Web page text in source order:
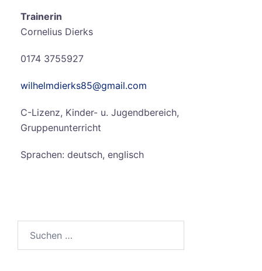
Trainerin
Cornelius Dierks
0174 3755927
wilhelmdierks85@gmail.com
C-Lizenz, Kinder- u. Jugendbereich,
Gruppenunterricht
Sprachen: deutsch, englisch